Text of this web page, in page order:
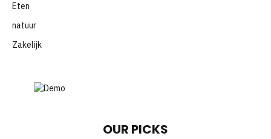
Eten
natuur
Zakelijk
OUR PICKS